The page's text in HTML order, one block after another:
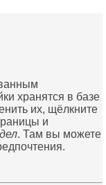
хранятся в базе
их, щёлкните
и
. Там вы можете